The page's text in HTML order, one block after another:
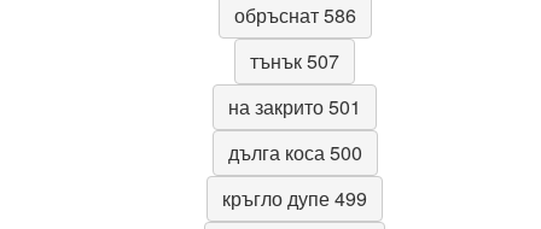
обръснат 586
тънък 507
на закрито 501
дълга коса 500
кръгло дупе 499